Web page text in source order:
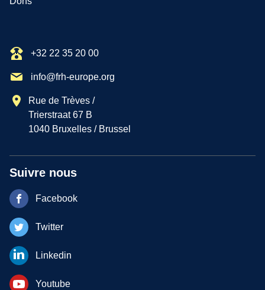
+32 22 35 20 00
info@frh-europe.org
Rue de Trèves /
Trierstraat 67 B
1040 Bruxelles / Brussel
Suivre nous
Facebook
Twitter
Linkedin
Youtube